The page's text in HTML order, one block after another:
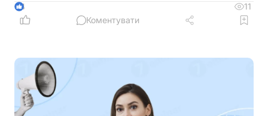
група». В реєстрі платників єдиного податку
відсутні дані щодо реєстрації платником єдиного
4
11
Коментувати